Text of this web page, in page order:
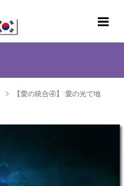
【愛の統合④】 愛の光で地